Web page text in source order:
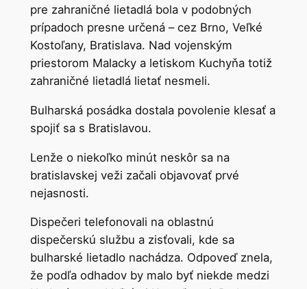
pre zahraničné lietadlá bola v podobných
prípadoch presne určená – cez Brno, Veľké
Kostoľany, Bratislava. Nad vojenským
priestorom Malacky a letiskom Kuchyňa totiž
zahraničné lietadlá lietať nesmeli.
Bulharská posádka dostala povolenie klesať a
spojiť sa s Bratislavou.
Lenže o niekoľko minút neskôr sa na
bratislavskej veži začali objavovať prvé
nejasnosti.
Dispečeri telefonovali na oblastnú
dispečerskú službu a zisťovali, kde sa
bulharské lietadlo nachádza. Odpoveď znela,
že podľa odhadov by malo byť niekde medzi